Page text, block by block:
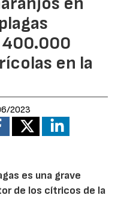
400.000
en la
2023
es una grave
de los cítricos de la